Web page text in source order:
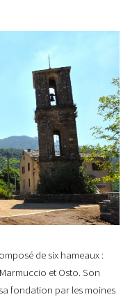
de six hameaux :
et Osto. Son
fondation par les moines